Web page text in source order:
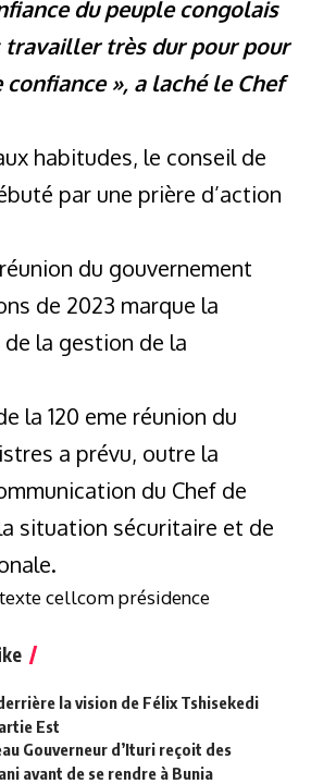
du peuple congolais
travailler très dur pour pour
», a laché le Chef
habitudes, le conseil de
par une prière d’action
du gouvernement
de 2023 marque la
la gestion de la
la 120 eme réunion du
a prévu, outre la
du Chef de
situation sécuritaire et de
cellcom présidence
la vision de Félix Tshisekedi
Est
Gouverneur d’Ituri reçoit des
avant de se rendre à Bunia